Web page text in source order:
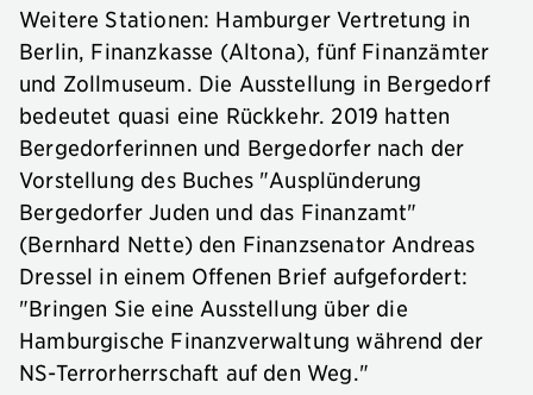
Weitere Stationen: Hamburger Vertretung in
Berlin, Finanzkasse (Altona), fünf Finanzämter
und Zollmuseum. Die Ausstellung in Bergedorf
bedeutet quasi eine Rückkehr. 2019 hatten
Bergedorferinnen und Bergedorfer nach der
Vorstellung des Buches "Ausplünderung
Bergedorfer Juden und das Finanzamt"
(Bernhard Nette) den Finanzsenator Andreas
Dressel in einem Offenen Brief aufgefordert:
"Bringen Sie eine Ausstellung über die
Hamburgische Finanzverwaltung während der
NS-Terrorherrschaft auf den Weg."